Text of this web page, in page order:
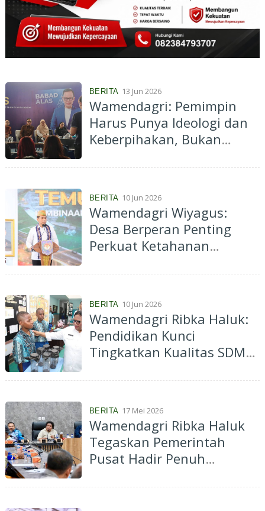
BERITA 13 Jun 2026
Wamendagri: Pemimpin
Harus Punya Ideologi dan
Keberpihakan, Bukan
BERITA 10 Jun 2026
Wamendagri Wiyagus:
Desa Berperan Penting
Perkuat Ketahanan
Ketidakpastian Global
BERITA 10 Jun 2026
Wamendagri Ribka Haluk:
Pendidikan Kunci
Tingkatkan Kualitas SDM
2045
BERITA 17 Mei 2026
Wamendagri Ribka Haluk
Tegaskan Pemerintah
Pusat Hadir Penuh
di Wamena